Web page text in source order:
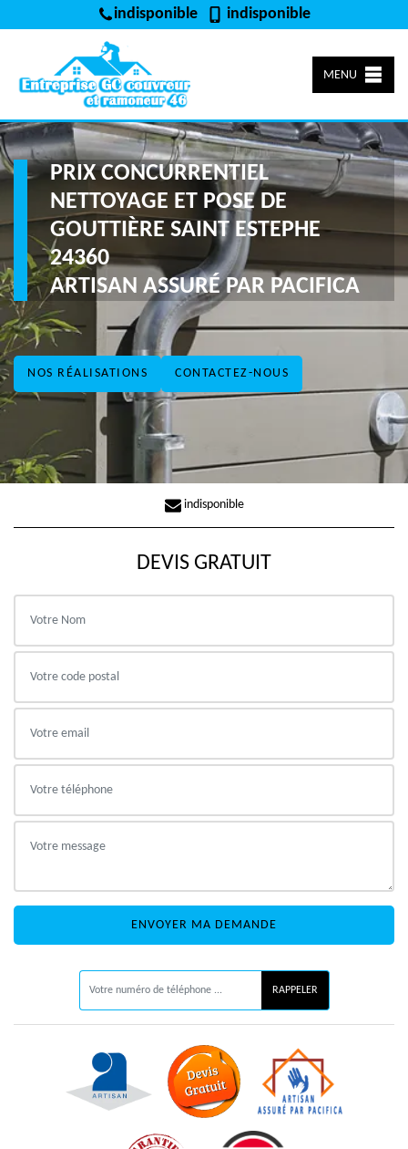
indisponible indisponible
MENU
NOS RÉALISATIONS CONTACTEZ-NOUS
PRIX CONCURRENTIEL
NETTOYAGE ET POSE DE
GOUTTIÈRE SAINT ESTEPHE
24360
ARTISAN ASSURÉ PAR PACIFICA
indisponible
DEVIS GRATUIT